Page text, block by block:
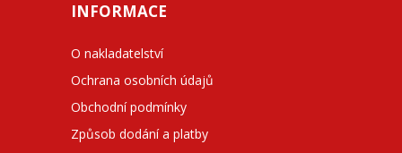
INFORMACE
O nakladatelství
Ochrana osobních údajů
Obchodní podmínky
Způsob dodání a platby